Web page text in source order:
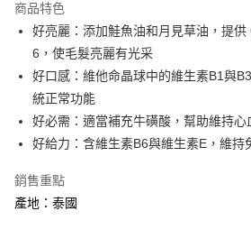
合作金庫商業銀行
華南商業銀行
彰化
上海商業儲蓄銀行
國泰世華商業銀行
兆豐
臺灣中小企業銀行
匯豐（台灣）商業銀行
華泰商
聯邦商業銀行
遠東
元大商業銀行
永豐
台新國際商業銀行
台灣樂天信用卡公司
6 期 0 利率 每期
華南商業銀行
上海商業儲蓄銀行
台北
國泰世華商業銀行
臺灣中小企業銀行
台中
匯豐（台灣）商業銀行
華泰
元大商業銀行
玉山商業銀行
超商取貨付款
LINE Pay
Apple Pay
街口支付
悠遊付
商品特色
好亮麗：添加鮭魚油和月見草油，提
6，使毛髮亮麗有光采
好口感：維他命晶球中的維生素B1與
統正常功能
好必需：適當補充牛磺酸，幫助維持心
好給力：含維生素B6與維生素E，維持
銷售重點
產地：泰國